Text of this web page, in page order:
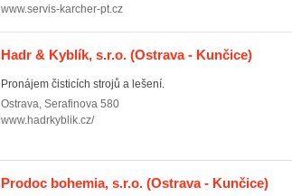
www.servis-karcher-pt.cz
Hadr & Kyblík, s.r.o. (Ostrava - Kunčice)
Pronájem čisticích strojů a lešení.
Ostrava, Serafinova 580
www.hadrkyblik.cz/
Prodoc bohemia, s.r.o. (Ostrava - Kunčice)